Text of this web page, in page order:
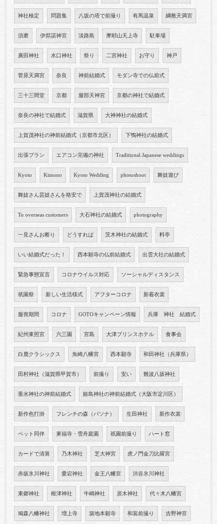
神社検定 問題集 八坂の塔で前撮り 有馬温泉 綱敷天満宮
須磨 伊弉諾神宮 淡路島 摩耶山天上寺 駐車場
廣田神社 水口神社 祭り 二宮神社 お守り 神戸
菅原天満宮 奈良 神前結婚式 モダン寺での仏前式
三十三間堂 京都 服部天神宮 京都の神社で結婚式
奈良の神社で結婚式 滋賀県 大神神社の結婚式
上賀茂神社の神前結婚式（京都市北区） 下鴨神社の結婚式
出張プラン エアコン完備の神社 Traditional Japanese weddings
Kyoto Kimono Kyoto Wedding photoshoot 舞妓遊び
舞妓さん芸妓さんを格安で 上賀茂神社の結婚式
To overseas customers 大石神社の結婚式 photography
一見さんお断り どうすれば 茨木神社の結婚式 料亭
いい結婚式だった！ 西本願寺の仏前結婚式 出雲大社の結婚式
緊急事態宣言 コロナウイルス対応 ソーシャルディスタンス
祇園祭 新しい生活様式 アフターコロナ 新着衣裳
服喪期間 コロナ GOTOキャンペーン情報 兵庫 神社 結婚式
紀州東照宮 六三園 宮島 大津プリンスホテル 食事会
白鹿クラシックス 魚崎八幡宮 西本願寺 和田神社（兵庫県）
田村神社（滋賀県甲賀市） 前撮り 安い 難波八坂神社
垂水神社の神前結婚式 姫島神社の神前結婚式（大阪市淀川区）
新作色打掛 フレンチの森（パソナ） 生田神社 新作衣裳
ペット同伴 東福寺・雪舟庭園 祇園前撮り ハート窓
カードで清算 乃木神社 芝大神宮 虎ノ門金刀比羅宮
赤坂氷川神社 愛宕神社 金王八幡宮 渋谷氷川神社
東郷神社 根津神社 牛嶋神社 居木神社 代々木八幡宮
鳩森八幡神社 増上寺 築地本願寺 和装前撮り 吉野神宮